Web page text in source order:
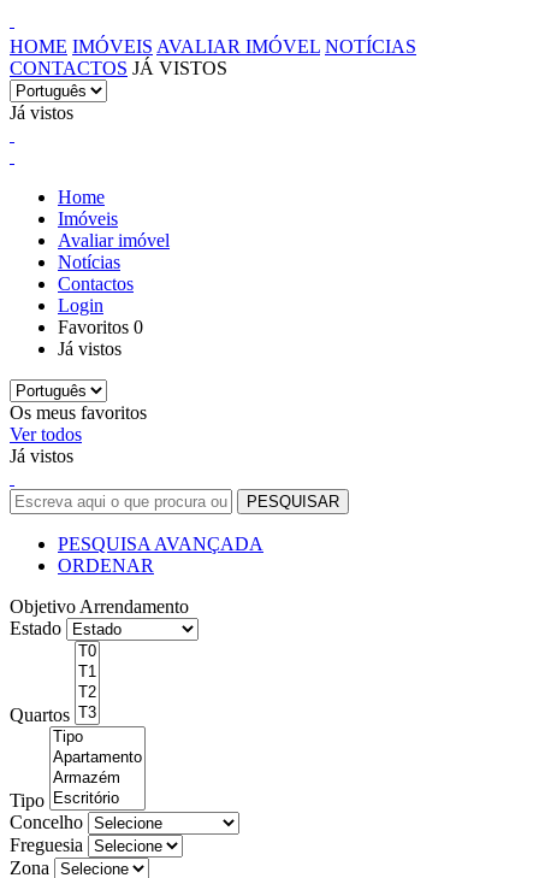
HOME IMÓVEIS AVALIAR IMÓVEL NOTÍCIAS
CONTACTOS JÁ VISTOS
Já vistos
Home
Imóveis
Avaliar imóvel
Notícias
Contactos
Login
Favoritos 0
Já vistos
Os meus favoritos
Ver todos
Já vistos
PESQUISA AVANÇADA
ORDENAR
Objetivo Arrendamento
Estado
Quartos
Tipo
Concelho
Freguesia
Zona